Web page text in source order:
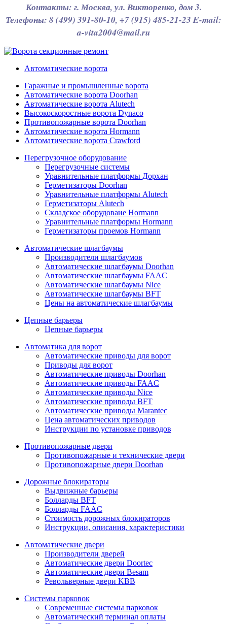
Контакты: г. Москва, ул. Викторенко, дом 3.
Телефоны: 8 (499) 391-80-10, +7 (915) 485-21-23 E-mail:
a-vita2004@mail.ru
Автоматические ворота
Гаражные и промышленные ворота
Автоматические ворота Doorhan
Автоматические ворота Alutech
Высокоскоростные ворота Dynaco
Противопожарные ворота Doorhan
Автоматические ворота Hormann
Автоматические ворота Crawford
Перегрузочное оборудование
Перегрузочные системы
Уравнительные платформы Дорхан
Герметизаторы Doorhan
Уравнительные платформы Alutech
Герметизаторы Alutech
Складское оборудоваие Hormann
Уравнительные платформы Hormann
Герметизаторы проемов Hormann
Автоматические шлагбаумы
Производители шлагбаумов
Автоматические шлагбаумы Doorhan
Автоматические шлагбаумы FAAC
Автоматические шлагбаумы Nice
Автоматические шлагбаумы BFT
Цены на автоматические шлагбаумы
Цепные барьеры
Цепные барьеры
Автоматика для ворот
Автоматические приводы для ворот
Приводы для ворот
Автоматические приводы Doorhan
Автоматические приводы FAAC
Автоматические приводы Nice
Автоматические приводы BFT
Автоматические приводы Marantec
Цена автоматических приводов
Инструкции по установке приводов
Противопожарные двери
Противопожарные и технические двери
Противопожарные двери Doorhan
Дорожные блокираторы
Выдвижные барьеры
Болларды BFT
Болларды FAAC
Стоимость дорожных блокираторов
Инструкции, описания, характеристики
Автоматические двери
Производители дверей
Автоматические двери Doortec
Автоматические двери Besam
Револьверные двери KBB
Системы парковок
Современные системы парковок
Автоматический терминал оплаты